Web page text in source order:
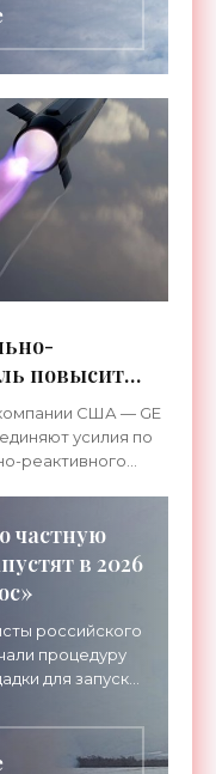
повысит
ракет -
США — GE
усилия по
реактивного
частную
в 2026
российского
процедуру
для запуска
стала